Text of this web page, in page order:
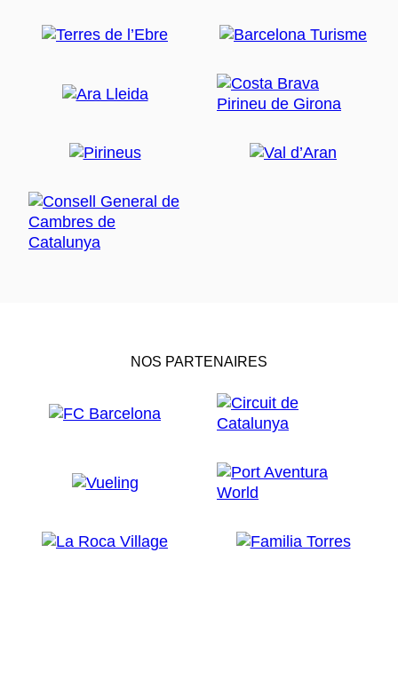
NOS PARTENAIRES